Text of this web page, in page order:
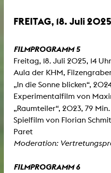
FREITAG, 18. Juli 2025
FILMPROGRAMM 5
Freitag, 18. Juli 2025, 14 Uhr
Aula der KHM,
„In die Sonne blicken“,
Experimentalfilm von
„Raumteiler“, 2023, 79 Min.
Spielfilm von Florian
Paret
Moderation:
FILMPROGRAMM 6